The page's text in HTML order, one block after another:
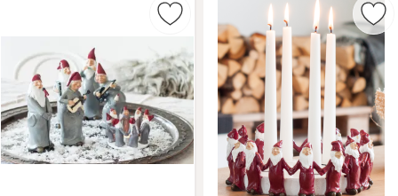
Markera rocktåg i keramik med